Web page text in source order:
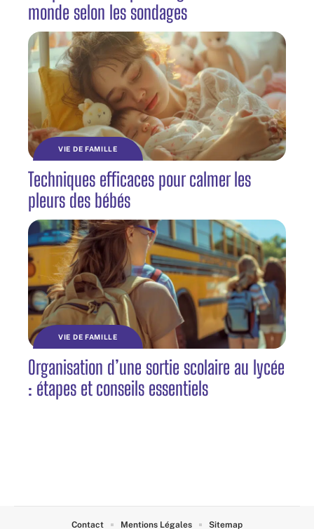
monde selon les sondages
VIE DE FAMILLE
Techniques efficaces pour calmer les
pleurs des bébés
VIE DE FAMILLE
Organisation d’une sortie scolaire au lycée
: étapes et conseils essentiels
Contact Mentions Légales Sitemap